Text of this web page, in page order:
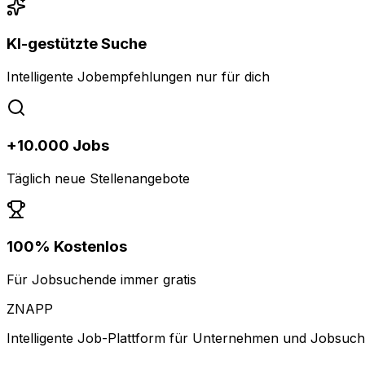
KI-gestützte Suche
Intelligente Jobempfehlungen nur für dich
+10.000 Jobs
Täglich neue Stellenangebote
100% Kostenlos
Für Jobsuchende immer gratis
ZNAPP
Intelligente Job-Plattform für Unternehmen und